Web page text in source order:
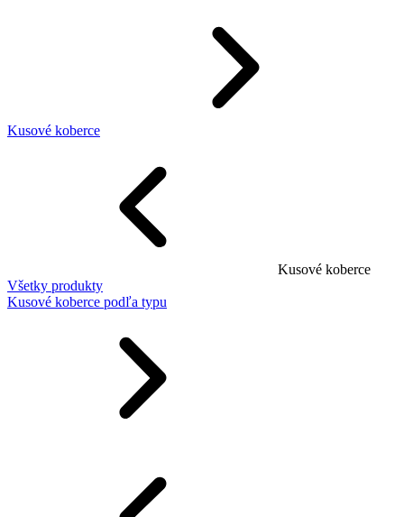
Kusové koberce
Kusové koberce
Všetky produkty
Kusové koberce podľa typu